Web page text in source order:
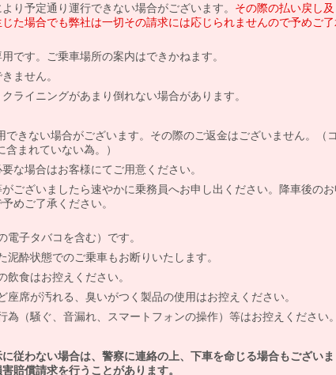
り予定通り運行できない場合がございます。 その際の払い戻し及
た場合でも弊社は一切その請求には応じられませんので予めご
です。ご乗車場所の案内はできかねます。
ません。
ライニングがあまり倒れない場合があります。
きない場合がございます。その際のご返金はございません。（
まれていない為。）
な場合はお客様にてご用意ください。
ございましたら速やかに乗務員へお申し出ください。降車後の
めご了承ください。
子タバコを含む）です。
酔状態でのご乗車もお断りいたします。
食はお控えください。
席が汚れる、臭いがつく製品の使用はお控えください。
為（騒ぐ、音漏れ、スマートフォンの操作）等はお控えください
従わない場合は、警察に連絡の上、下車を命じる場合もございま
賠償請求を行うことがあります。